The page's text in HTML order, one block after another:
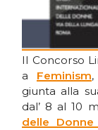
Il Concorso
a Feminism
giunta alla
dal’ 8 al 10
delle